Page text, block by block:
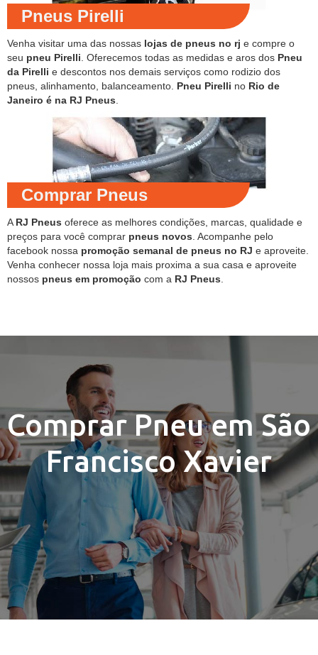
Pneus Pirelli
Venha visitar uma das nossas lojas de pneus no rj e compre o
seu pneu Pirelli . Oferecemos todas as medidas e aros dos Pneu
da Pirelli e descontos nos demais serviços como rodizio dos
pneus, alinhamento, balanceamento. Pneu Pirelli no Rio de
Janeiro é na RJ Pneus
Comprar Pneus
A RJ Pneus oferece as melhores condições, marcas, qualidade e
preços para você comprar pneus novos . Acompanhe pelo
facebook nossa promoção semanal de pneus no RJ e aproveite.
Venha conhecer nossa loja mais proxima a sua casa e aproveite
nossos pneus em promoção com a RJ Pneus
Comprar Pneu em São
Francisco Xavier